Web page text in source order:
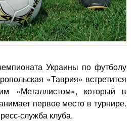
Украины по футболу
«Таврия» встретится
«Металлистом», который в
первое место в турнире.
служба клуба.